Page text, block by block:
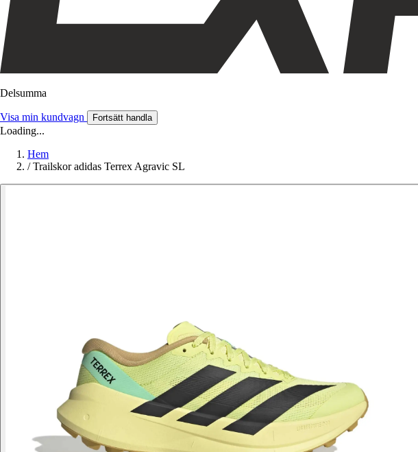
Delsumma
Visa min kundvagn Fortsätt handla
Loading...
Hem
/ Trailskor adidas Terrex Agravic SL